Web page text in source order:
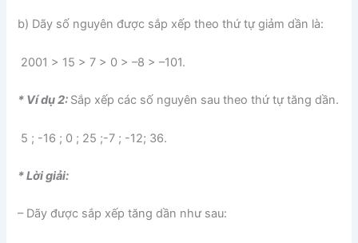
b) Dãy số nguyên được sắp xếp theo thứ tự giảm dần là:
2001 > 15 > 7 > 0 > –8 > –101.
* Ví dụ 2: Sắp xếp các số nguyên sau theo thứ tự tăng dần.
5 ; -16 ; 0 ; 25 ;-7 ; -12; 36.
* Lời giải:
– Dãy được sắp xếp tăng dần như sau: